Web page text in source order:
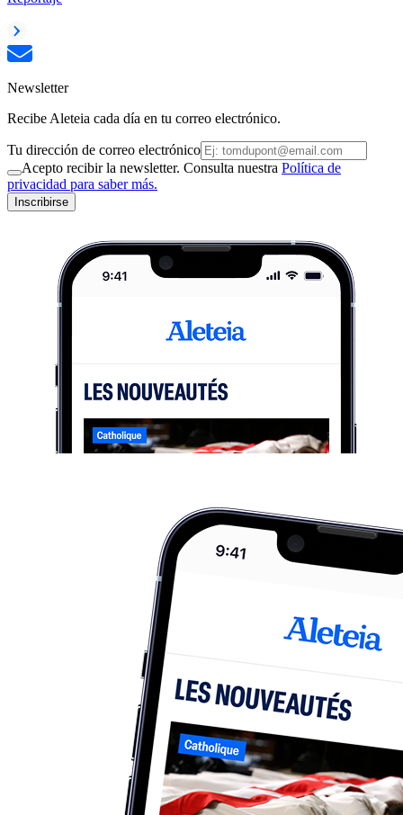
Newsletter
Recibe Aleteia cada día en tu correo electrónico.
Tu dirección de correo electrónico
Acepto recibir la newsletter. Consulta nuestra Política de
privacidad para saber más.
Inscribirse